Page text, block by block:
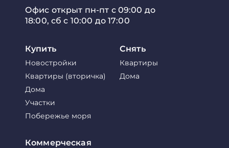
Офис открыт пн-пт с 09:00 до
18:00, сб с 10:00 до 17:00
Купить
Новостройки
Квартиры (вторичка)
Дома
Участки
Побережье моря
Снять
Квартиры
Дома
Коммерческая